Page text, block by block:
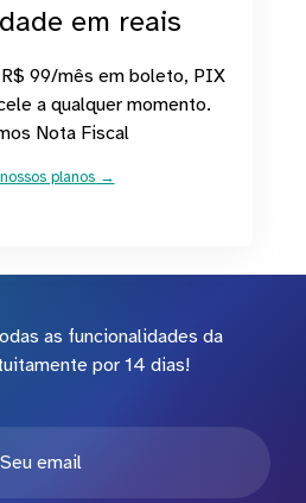
em reais
99/mês em boleto, PIX
a qualquer momento.
Nota Fiscal
planos →
as funcionalidades da
por 14 dias!